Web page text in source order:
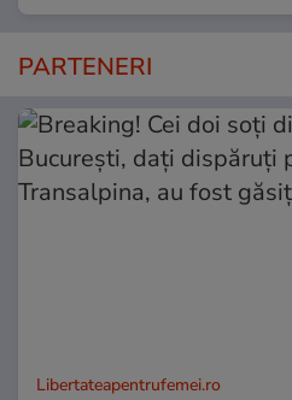
PARTENERI
Libertateapentrufemei.ro